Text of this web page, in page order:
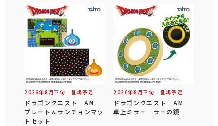
2026年8 月下旬 登場予定
ドラゴンクエスト AM
プレート＆ランチョンマッ
トセット
2026年8 月下旬 登場予定
ドラゴンクエスト AM
卓上ミラー ラーの鏡